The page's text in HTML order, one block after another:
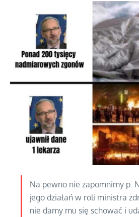
Na pewno nie zapomnimy p.
jego działań w roli ministra
nie damy mu się schować i